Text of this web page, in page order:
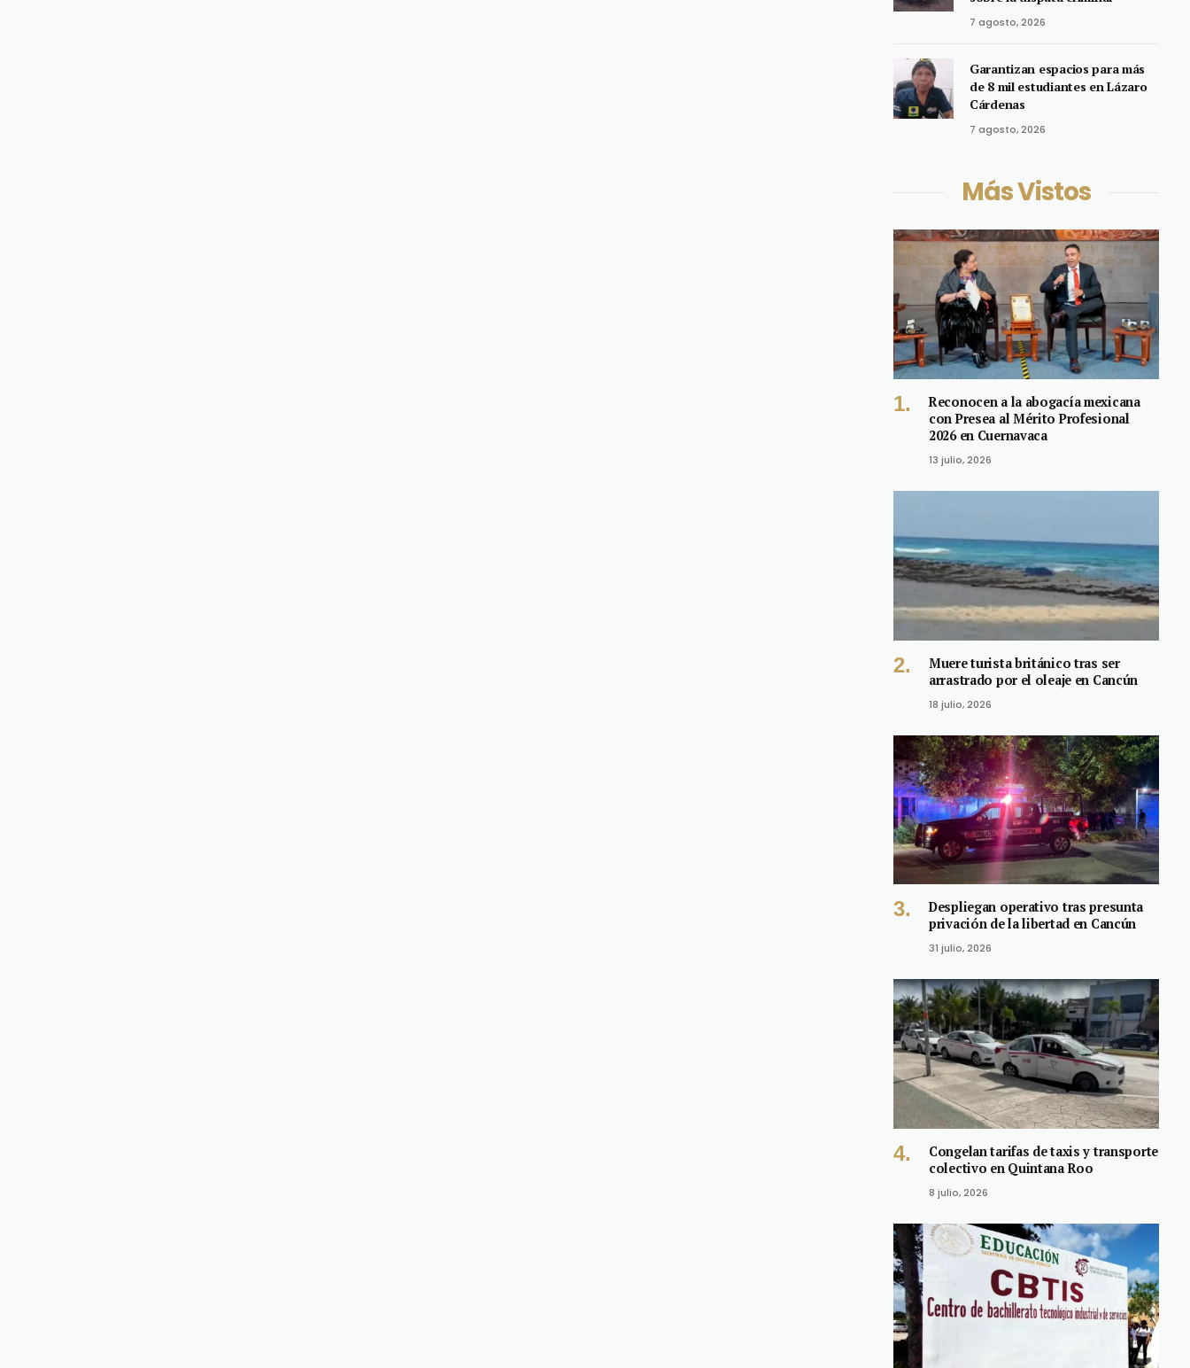
7 agosto, 2026
Garantizan espacios para más
de 8 mil estudiantes en Lázaro
Cárdenas
7 agosto, 2026
Más Vistos
Reconocen a la abogacía mexicana
con Presea al Mérito Profesional
2026 en Cuernavaca
13 julio, 2026
Muere turista británico tras ser
arrastrado por el oleaje en Cancún
18 julio, 2026
Despliegan operativo tras presunta
privación de la libertad en Cancún
31 julio, 2026
Congelan tarifas de taxis y transporte
colectivo en Quintana Roo
8 julio, 2026